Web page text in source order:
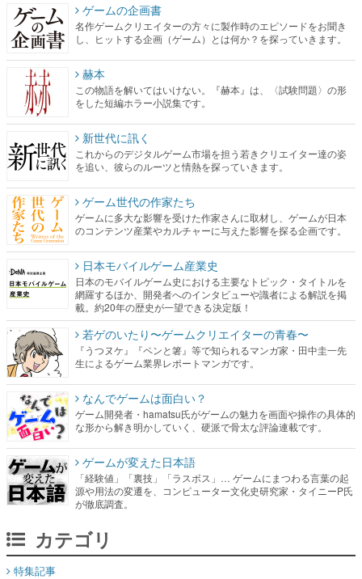
ゲームの企画書
名作ゲームクリエイターの方々に製作時のエピソードをお聞き
し、ヒットする企画（ゲーム）とは何か？を探っていきます。
赫本
この物語を解いてはいけない。『赫本』は、〈試験問題〉の形
をした短編ホラー小説集です。
新世代に訊く
これからのデジタルゲーム市場を担う若きクリエイター達の姿
を追い、彼らのルーツと情熱を探っていきます。
ゲーム世代の作家たち
ゲームに多大な影響を受けた作家さんに取材し、ゲームが日本
のコンテンツ産業やカルチャーに与えた影響を探る企画です。
日本モバイルゲーム産業史
日本のモバイルゲーム史における主要なトピック・タイトルを
網羅するほか、開発者へのインタビューや識者による解説を掲
載。約20年の歴史が一望できる決定版！
若ゲのいたり〜ゲームクリエイターの青春〜
『うつヌケ』『ペンと箸』等で知られるマンガ家・田中圭一先
生によるゲーム業界レポートマンガです。
なんでゲームは面白い？
ゲーム開発者・hamatsu氏がゲームの魅力を画面や操作の具体的
な形から解き明かしていく、硬派で骨太な評論連載です。
ゲームが変えた日本語
「経験値」「裏技」「ラスボス」… ゲームにまつわる言葉の起
源や用法の変遷を、コンピューター文化史研究家・タイニーP氏
が徹底調査。
カテゴリ
特集記事